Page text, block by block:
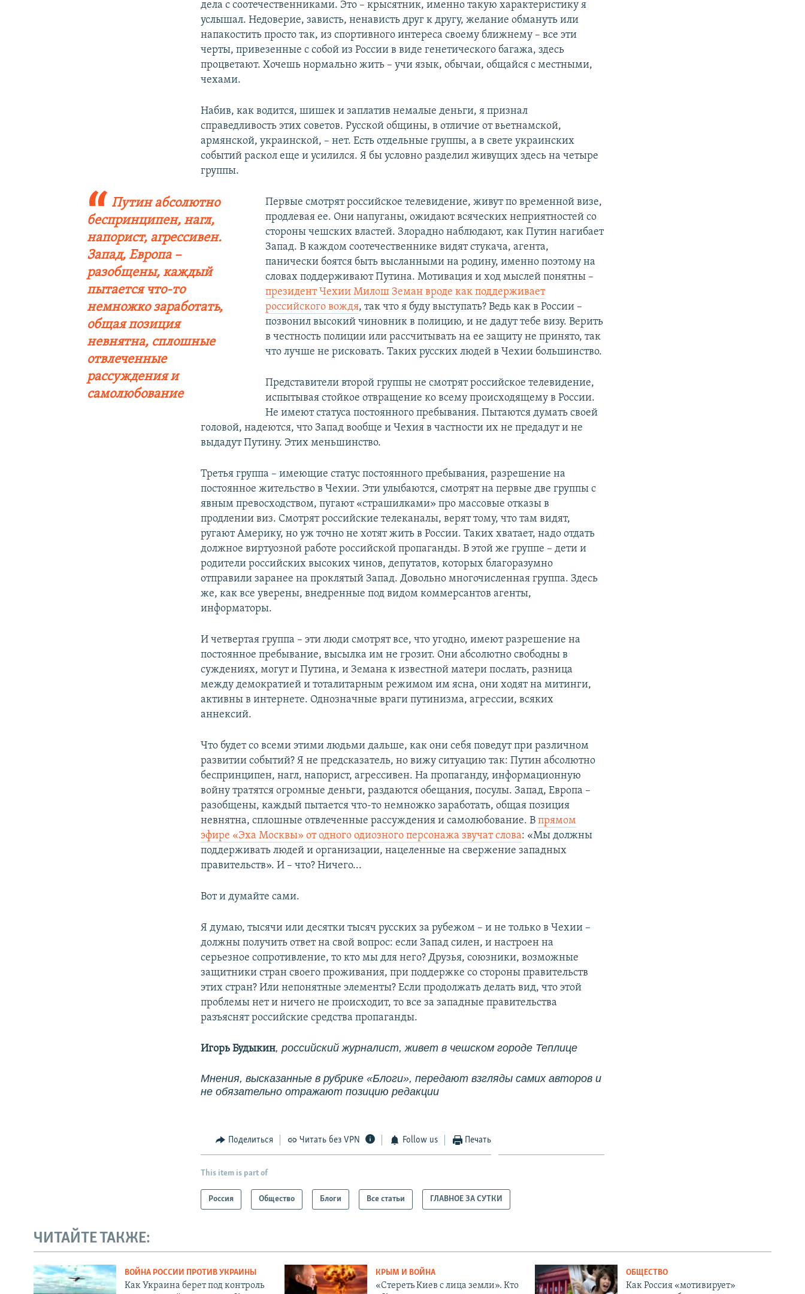
дела с соотечественниками. Это – крысятник, именно такую характеристику я
услышал. Недоверие, зависть, ненависть друг к другу, желание обмануть или
напакостить просто так, из спортивного интереса своему ближнему – все эти
черты, привезенные с собой из России в виде генетического багажа, здесь
процветают. Хочешь нормально жить – учи язык, обычаи, общайся с местными,
чехами.
Набив, как водится, шишек и заплатив немалые деньги, я признал
справедливость этих советов. Русской общины, в отличие от вьетнамской,
армянской, украинской, – нет. Есть отдельные группы, а в свете украинских
событий раскол еще и усилился. Я бы условно разделил живущих здесь на четыре
группы.
Путин абсолютно
беспринципен, нагл,
напорист, агрессивен.
Запад, Европа –
разобщены, каждый
пытается что-то
немножко заработать,
общая позиция
невнятна, сплошные
отвлеченные
рассуждения и
самолюбование
Первые смотрят российское телевидение, живут по временной визе,
продлевая ее. Они напуганы, ожидают всяческих неприятностей со
стороны чешских властей. Злорадно наблюдают, как Путин нагибает
Запад. В каждом соотечественнике видят стукача, агента,
панически боятся быть высланными на родину, именно поэтому на
словах поддерживают Путина. Мотивация и ход мыслей понятны –
президент Чехии Милош Земан вроде как поддерживает
российского вождя, так что я буду выступать? Ведь как в России –
позвонил высокий чиновник в полицию, и не дадут тебе визу. Верить
в честность полиции или рассчитывать на ее защиту не принято, так
что лучше не рисковать. Таких русских людей в Чехии большинство.
Представители второй группы не смотрят российское телевидение,
испытывая стойкое отвращение ко всему происходящему в России.
Не имеют статуса постоянного пребывания. Пытаются думать своей
головой, надеются, что Запад вообще и Чехия в частности их не предадут и не
выдадут Путину. Этих меньшинство.
Третья группа – имеющие статус постоянного пребывания, разрешение на
постоянное жительство в Чехии. Эти улыбаются, смотрят на первые две группы с
явным превосходством, пугают «страшилками» про массовые отказы в
продлении виз. Смотрят российские телеканалы, верят тому, что там видят,
ругают Америку, но уж точно не хотят жить в России. Таких хватает, надо отдать
должное виртуозной работе российской пропаганды. В этой же группе – дети и
родители российских высоких чинов, депутатов, которых благоразумно
отправили заранее на проклятый Запад. Довольно многочисленная группа. Здесь
же, как все уверены, внедренные под видом коммерсантов агенты,
информаторы.
И четвертая группа – эти люди смотрят все, что угодно, имеют разрешение на
постоянное пребывание, высылка им не грозит. Они абсолютно свободны в
суждениях, могут и Путина, и Земана к известной матери послать, разница
между демократией и тоталитарным режимом им ясна, они ходят на митинги,
активны в интернете. Однозначные враги путинизма, агрессии, всяких
аннексий.
Что будет со всеми этими людьми дальше, как они себя поведут при различном
развитии событий? Я не предсказатель, но вижу ситуацию так: Путин абсолютно
беспринципен, нагл, напорист, агрессивен. На пропаганду, информационную
войну тратятся огромные деньги, раздаются обещания, посулы. Запад, Европа –
разобщены, каждый пытается что-то немножко заработать, общая позиция
невнятна, сплошные отвлеченные рассуждения и самолюбование. Впрямом
эфире «Эха Москвы» от одного одиозного персонажа звучат слова: «Мы должны
поддерживать людей и организации, нацеленные на свержение западных
правительств». И – что? Ничего...
Вот и думайте сами.
Я думаю, тысячи или десятки тысяч русских за рубежом – и не только в Чехии –
должны получить ответ на свой вопрос: если Запад силен, и настроен на
серьезное сопротивление, то кто мы для него? Друзья, союзники, возможные
защитники стран своего проживания, при поддержке со стороны правительств
этих стран? Или непонятные элементы? Если продолжать делать вид, что этой
проблемы нет и ничего не происходит, то все за западные правительства
разъяснят российские средства пропаганды.
Игорь Будыкин, российский журналист, живет в чешском городе Теплице
Мнения, высказанные в рубрике «Блоги», передают взгляды самих авторов и
не обязательно отражают позицию редакции
Поделиться Читать без VPN Follow us Печать
This item is part of
Россия Общество Блоги Все статьи ГЛАВНОЕ ЗА СУТКИ
ЧИТАЙТЕ ТАКЖЕ:
ВОЙНА РОССИИ ПРОТИВ УКРАИНЫ
Как Украина берет под контроль
КРЫМ И ВОЙНА
«Стереть Киев с лица земли». Кто
ОБЩЕСТВО
Как Россия «мотивирует»